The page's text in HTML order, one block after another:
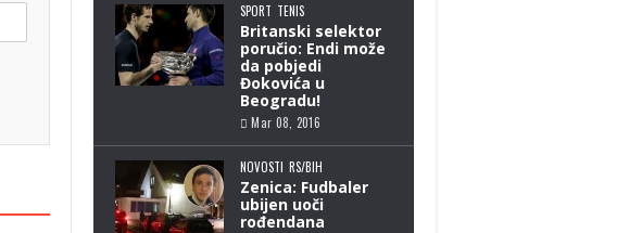
SPORT TENIS
Britanski selektor
poručio: Endi može
da pobjedi
Đokovića u
Beogradu!
Mar 08, 2016
NOVOSTI RS/BIH
Zenica: Fudbaler
ubijen uoči
rođendana